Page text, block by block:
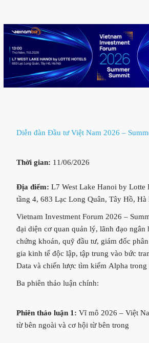
Diễn đàn Đầu tư Việt Nam 2026 –
Thời gian: 11/06/2026
Địa điểm: L7 West Lake Hanoi by Lotte
tầng 4, 683 Lạc Long Quân, Tây Hồ, Hà
Vietnam Investment Forum 2026 –
đại diện cơ quan quản lý, lãnh đạo ngân
chứng khoán, quỹ đầu tư, giám đốc
gia kinh tế độc lập, tập trung vào bức
Data và chiến lược tìm kiếm Alpha trong
Ba phiên thảo luận chính:
Phiên thảo luận 1: Vĩ mô 2026 – Việt
từ bên ngoài và cơ hội từ bên trong